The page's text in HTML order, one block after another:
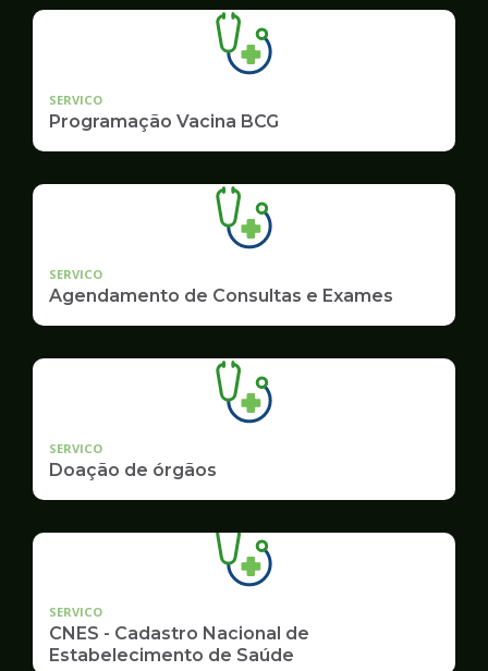
SERVICO
Programação Vacina BCG
SERVICO
Agendamento de Consultas e Exames
SERVICO
Doação de órgãos
SERVICO
CNES - Cadastro Nacional de
Estabelecimento de Saúde